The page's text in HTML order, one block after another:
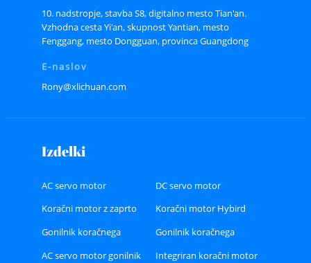
10. nadstropje, stavba S8, digitalno mesto Tian'an.
Vzhodna cesta Yi'an, skupnost Yantian, mesto
Fenggang, mesto Dongguan, provinca Guangdong
E-naslov
Rony@xlichuan.com
Izdelki
AC servo motor
DC servo motor
Koračni motor z zaprto
zanko
Koračni motor Hybird
Gonilnik koračnega
motorja Hybird
Gonilnik koračnega
motorja z zaprto zanko
AC servo motor gonilnik
Integriran koračni motor